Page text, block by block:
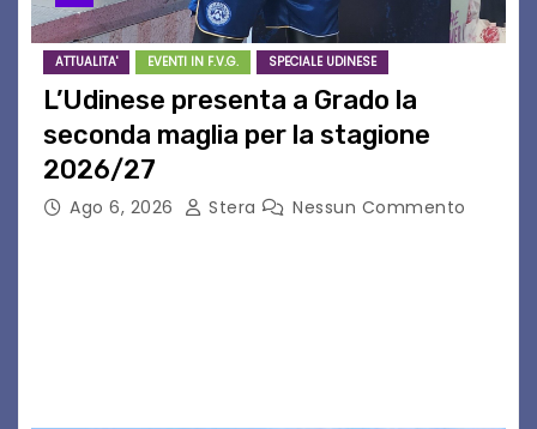
ATTUALITA' EVENTI IN F.V.G. SPECIALE UDINESE
L’Udinese presenta a Grado la
seconda maglia per la stagione
2026/27
Ago 6, 2026 Stera Nessun Commento